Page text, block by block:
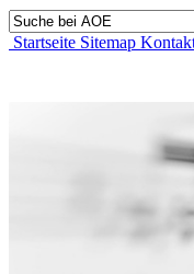
Startseite Sitemap